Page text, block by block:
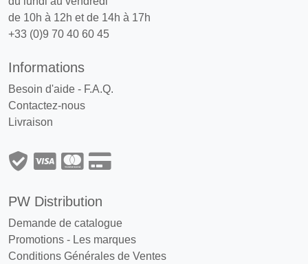
de 10h à 12h et de 14h à 17h
+33 (0)9 70 40 60 45
Informations
Besoin d'aide - F.A.Q.
Contactez-nous
Livraison
PW Distribution
Demande de catalogue
Promotions - Les marques
Conditions Générales de Ventes